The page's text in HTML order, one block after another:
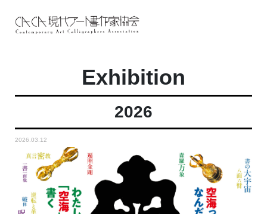
Exhibition
2026
2026.03.12